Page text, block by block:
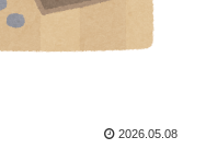
2026.05.08